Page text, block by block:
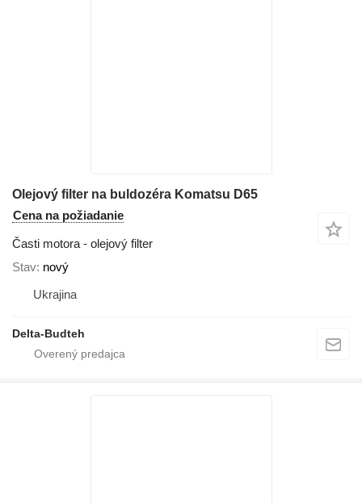
Olejový filter na buldozéra Komatsu D65
Cena na požiadanie
Časti motora - olejový filter
Stav nový
Ukrajina
Delta-Budteh